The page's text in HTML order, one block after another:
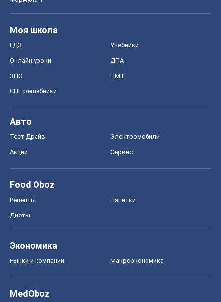
Моя школа
ГДЗ Учебники
Онлайн уроки ДПА
ЗНО НМТ
СНГ решебники
Авто
Тест Драйв Электромобили
Акции Сервис
Food Oboz
Рецепты Напитки
Диеты
Экономика
Рынки и компании Mакроэкономика
MedOboz